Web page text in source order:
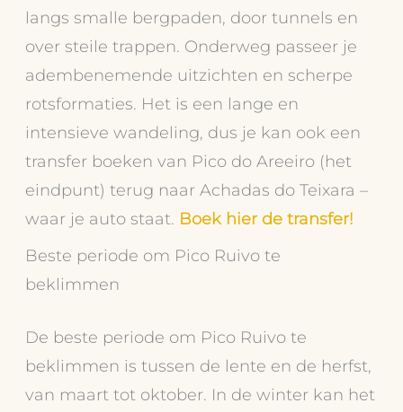
langs smalle bergpaden, door tunnels en
over steile trappen. Onderweg passeer je
adembenemende uitzichten en scherpe
rotsformaties. Het is een lange en
intensieve wandeling, dus je kan ook een
transfer boeken van Pico do Areeiro (het
eindpunt) terug naar Achadas do Teixara –
waar je auto staat. Boek hier de transfer!
Beste periode om Pico Ruivo te
beklimmen
De beste periode om Pico Ruivo te
beklimmen is tussen de lente en de herfst,
van maart tot oktober. In de winter kan het